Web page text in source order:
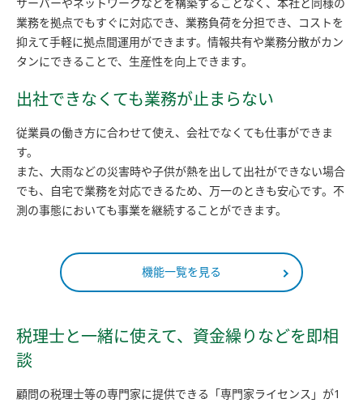
サーバーやネットワークなどを構築することなく、本社と同様の
業務を拠点でもすぐに対応でき、業務負荷を分担でき、コストを
抑えて手軽に拠点間運用ができます。情報共有や業務分散がカン
タンにできることで、生産性を向上できます。
出社できなくても業務が止まらない
従業員の働き方に合わせて使え、会社でなくても仕事ができま
す。
また、大雨などの災害時や子供が熱を出して出社ができない場合
でも、自宅で業務を対応できるため、万一のときも安心です。不
測の事態においても事業を継続することができます。
機能一覧を見る
税理士と一緒に使えて、資金繰りなどを即相
談
顧問の税理士等の専門家に提供できる「専門家ライセンス」が1